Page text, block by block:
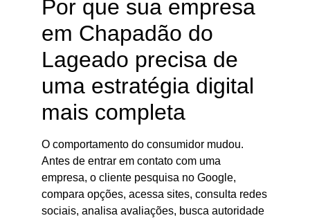
Por que sua empresa
em Chapadão do
Lageado precisa de
uma estratégia digital
mais completa
O comportamento do consumidor mudou.
Antes de entrar em contato com uma
empresa, o cliente pesquisa no Google,
compara opções, acessa sites, consulta redes
sociais, analisa avaliações, busca autoridade